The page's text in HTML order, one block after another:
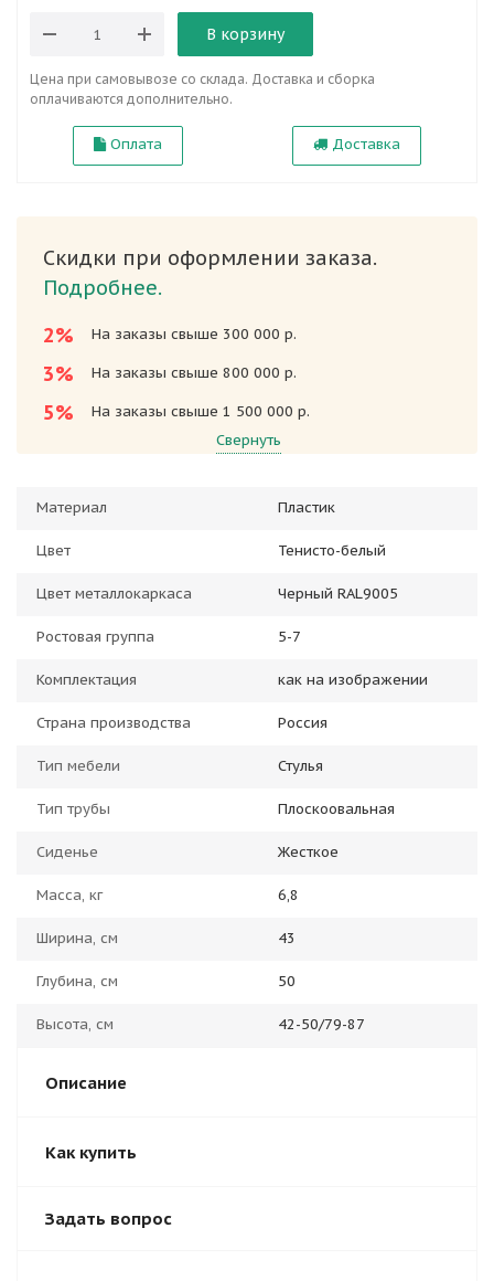
В корзину
Цена при самовывозе со склада. Доставка и сборка
оплачиваются дополнительно.
Оплата Доставка
Скидки при оформлении заказа.
Подробнее.
2%
На заказы свыше 300 000 р.
3% На заказы свыше 800 000 р.
5%
На заказы свыше 1 500 000 р.
Свернуть
Материал Пластик
Цвет Тенисто-белый
Цвет металлокаркаса Черный RAL9005
Ростовая группа 5-7
Комплектация как на изображении
Страна производства Россия
Тип мебели Стулья
Тип трубы Плоскоовальная
Сиденье Жесткое
Масса, кг 6,8
Ширина, см 43
Глубина, см 50
Высота, см 42-50/79-87
Описание
Как купить
Задать вопрос